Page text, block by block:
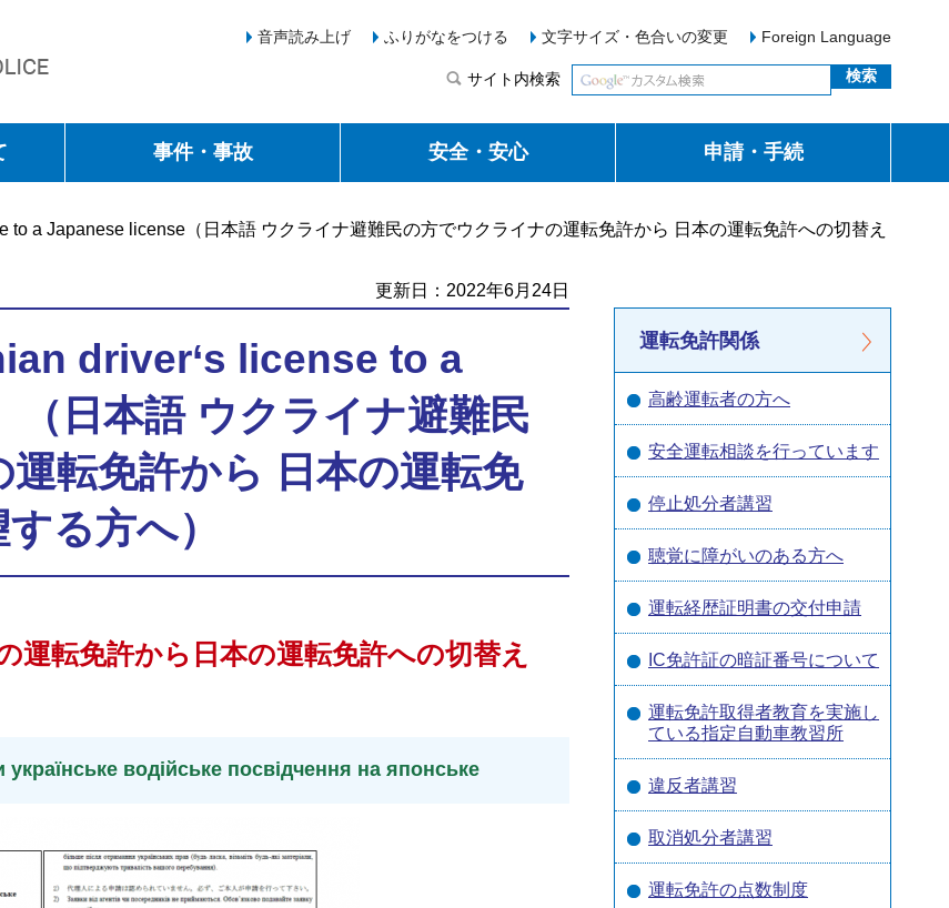
音声読み上げ
ふりがなをつける 文字サイズ・色合いの変更 Foreign Language
サイト内検索
事件・事故 安全・安心 申請・手続
to a Japanese license（日本語 ウクライナ避難民の方でウクライナの運転免許から 日本の運転免許への切替え
更新日：2022年6月24日
driver‘s license to a
日本語 ウクライナ避難民
転免許から 日本の運転免
る方へ）
転免許から日本の運転免許への切替え
водійське посвідчення на японське
運転免許関係
高齢運転者の方へ
安全運転相談を行っています
停止処分者講習
聴覚に障がいのある方へ
運転経歴証明書の交付申請
IC免許証の暗証番号について
運転免許取得者教育を実施し
ている指定自動車教習所
違反者講習
取消処分者講習
運転免許の点数制度